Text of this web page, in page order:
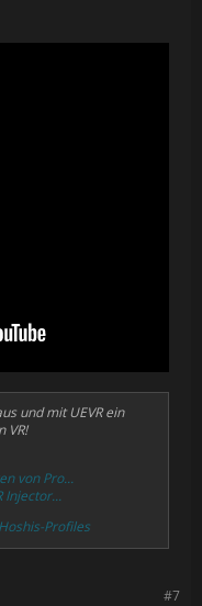
und mit UEVR ein
VR!
von Pro...
Injector...
Profiles
#7